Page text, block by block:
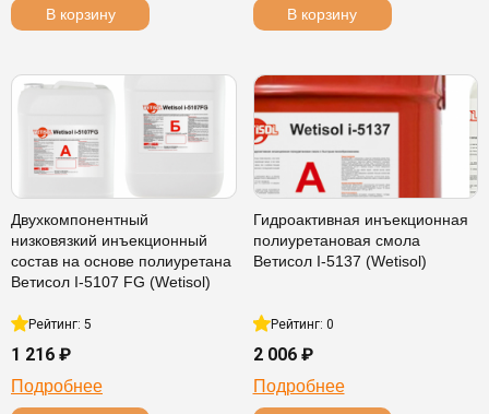
В корзину В корзину
Двухкомпонентный
низковязкий инъекционный
состав на основе полиуретана
Ветисол I-5107 FG (Wetisol)
Рейтинг: 5
1 216 ₽
Подробнее
Гидроактивная инъекционная
полиуретановая смола
Ветисол I-5137 (Wetisol)
Рейтинг: 0
2 006 ₽
Подробнее